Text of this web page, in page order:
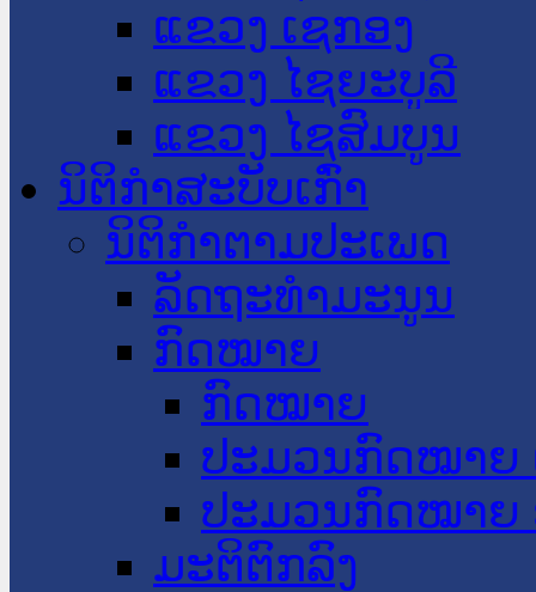
ແຂວງ ເຊກອງ
ແຂວງ ໄຊຍະບູລີ
ແຂວງ ໄຊສົມບູນ
ນິຕິກໍາສະບັບເກົ່າ
ນິຕິກຳຕາມປະເພດ
ລັດຖະທໍາມະນູນ
ກົດໝາຍ
ກົດໝາຍ
ປະມວນກົດໝາຍ
ປະມວນກົດໝາຍ
ມະຕິຕົກລົງ